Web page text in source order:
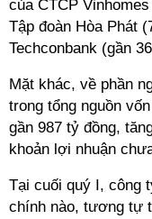
của CTCP
Tập đoàn Hòa Phát
Techconbank (gần
Mặt khác, về phần
trong tổng nguồn
gần 987 tỷ đồng,
khoản lợi nhuận
Tại cuối quý I, công
chính nào, tương tự